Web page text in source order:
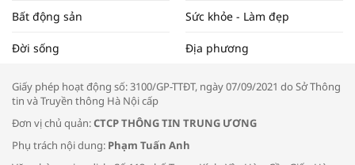
Tọa đàm “Xúc tiến thương mại: Khơi
Bất động sản Sức khỏe - Làm đẹp
Đời sống Địa phương
Giấy phép hoạt động số: 3100/GP-TTĐT, ngày 07/09/2021 do Sở Thông
tin và Truyền thông Hà Nội cấp
Đơn vị chủ quản:CTCP THÔNG TIN TRUNG ƯƠNG
Phụ trách nội dung: Phạm Tuấn Anh